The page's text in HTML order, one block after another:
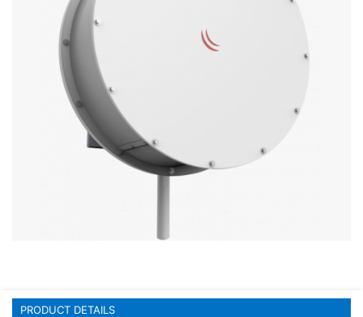
Server equipment
UPS Uninterruptible Power Supply
Headphones
Mouses and keybords
Cooling systems
Video surveillance
PRODUCT DETAILS